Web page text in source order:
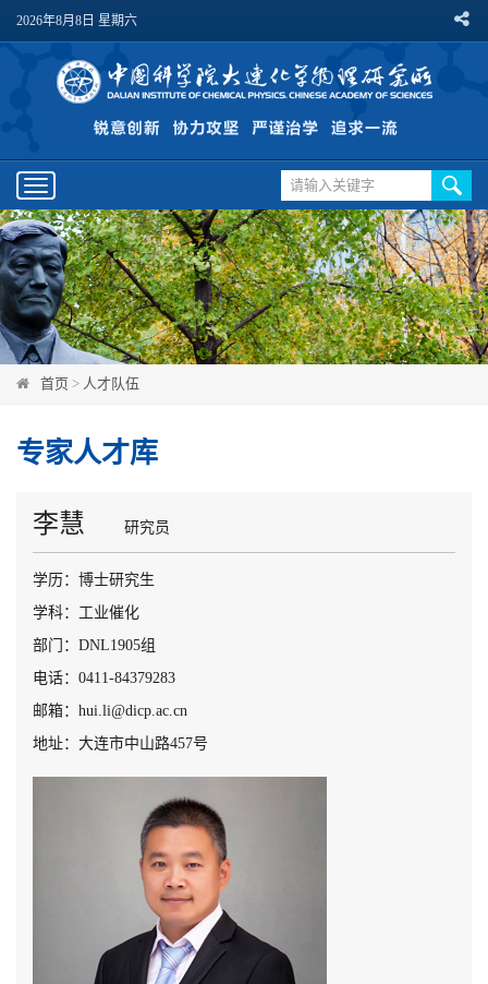
2026年8月8日 星期六
Toggle
navigation
首页 > 人才队伍
专家人才库
李慧 研究员
学历：博士研究生
学科：工业催化
部门：DNL1905组
电话：0411-84379283
邮箱：hui.li@dicp.ac.cn
地址：大连市中山路457号